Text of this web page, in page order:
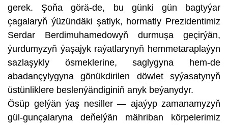
gerek. Şoňa görä-de, bu günki gün bagtyýar
çagalaryň ýüzündäki şatlyk, hormatly Prezidentimiz
Serdar Berdimuhamedowyň durmuşa geçirýän,
ýurdumyzyň ýaşajyk raýatlarynyň hemmetaraplaýyn
sazlaşykly ösmeklerine, saglygyna hem-de
abadançylygyna gönükdirilen döwlet syýasatynyň
üstünliklere beslenýändiginiň anyk beýanydyr.
Ösüp gelýän ýaş nesiller — ajaýyp zamanamyzyň
gül-gunçalaryna deňelýän mähriban körpelerimiz